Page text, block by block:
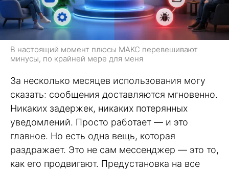
В настоящий момент плюсы МАКС перевешивают
минусы, по крайней мере для меня
За несколько месяцев использования могу
сказать: сообщения доставляются мгновенно.
Никаких задержек, никаких потерянных
уведомлений. Просто работает — и это
главное. Но есть одна вещь, которая
раздражает. Это не сам мессенджер — это то,
как его продвигают. Предустановка на все